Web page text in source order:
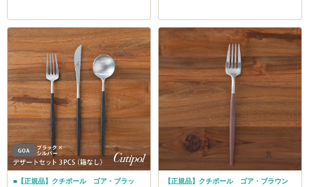
■【正規品】クチポール ゴア・ブラッ
【正規品】クチポール ゴア・ブラウン